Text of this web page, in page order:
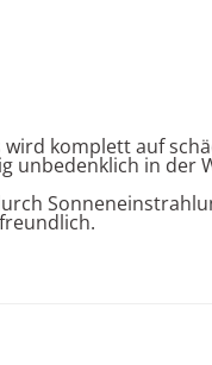
komplett auf
unbedenklich in der